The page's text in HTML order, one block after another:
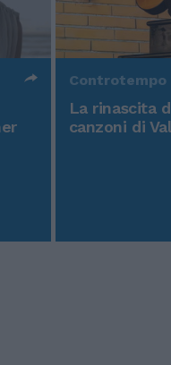
Controtempo
La rinascita
canzoni di